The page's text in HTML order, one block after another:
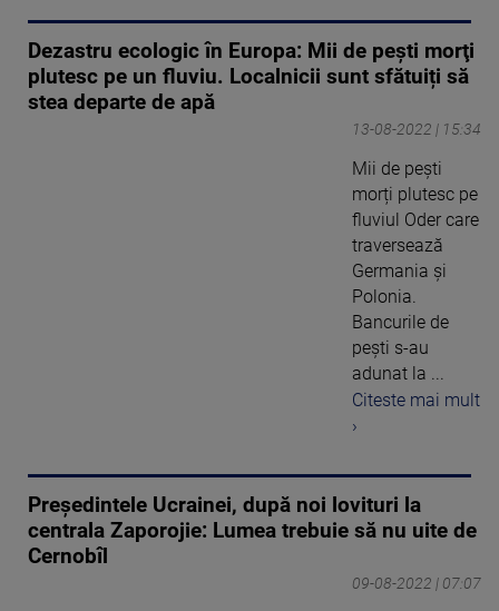
Dezastru ecologic în Europa: Mii de peşti morţi
plutesc pe un fluviu. Localnicii sunt sfătuiți să
stea departe de apă
13-08-2022 | 15:34
Mii de peşti
morți plutesc pe
fluviul Oder care
traversează
Germania şi
Polonia.
Bancurile de
pești s-au
adunat la ...
Citeste mai mult
›
Președintele Ucrainei, după noi lovituri la
centrala Zaporojie: Lumea trebuie să nu uite de
Cernobîl
09-08-2022 | 07:07